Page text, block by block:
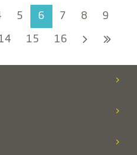
5 6 7 8 9
15 16